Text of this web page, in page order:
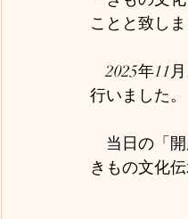
ことと致しま
2025年11
行いました。
当日の「開
きもの文化